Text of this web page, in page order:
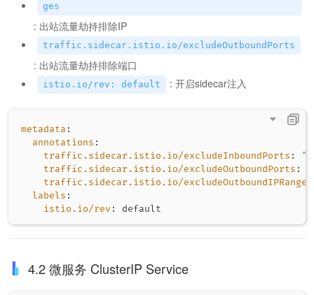
ges
: 出站流量劫持排除IP
traffic.sidecar.istio.io/excludeOutboundPorts
: 出站流量劫持排除端口
istio.io/rev: default : 开启sidecar注入
metadata :
annotations :
traffic.sidecar.istio.io/excludeInboundPorts :
traffic.sidecar.istio.io/excludeOutboundPorts :
traffic.sidecar.istio.io/excludeOutboundIPRanges
labels :
istio.io/rev :
4.2 微服务 ClusterIP Service